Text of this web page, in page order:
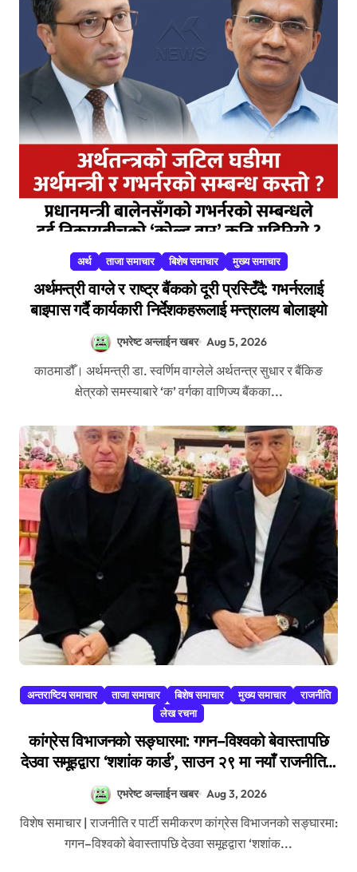
अर्थ ताजा समाचार बिशेष समाचार मुख्य समाचार
अर्थमन्त्री वाग्ले र राष्ट्र बैंकको दूरी प्रस्टिँदै: गभर्नरलाई
बाइपास गर्दै कार्यकारी निर्देशकहरूलाई मन्त्रालय बोलाइयो
एभरेष्ट अन्लाईन खबर Aug 5, 2026
काठमाडौँ। अर्थमन्त्री डा. स्वर्णिम वाग्लेले अर्थतन्त्र सुधार र बैंकिङ
क्षेत्रको समस्याबारे ‘क’ वर्गका वाणिज्य बैंकका...
अन्तराष्टिय समाचार ताजा समाचार बिशेष समाचार मुख्य समाचार
राजनीति
लेख रचना
कांग्रेस विभाजनको सङ्घारमा: गगन–विश्वको बेवास्तापछि
देउवा समूहद्वारा ‘शशांक कार्ड’, साउन २९ मा नयाँ राजनीतिक
एभरेष्ट अन्लाईन खबर Aug 3, 2026
विशेष समाचार | राजनीति र पार्टी समीकरण कांग्रेस विभाजनको सङ्घारमा:
गगन–विश्वको बेवास्तापछि देउवा समूहद्वारा ‘शशांक...